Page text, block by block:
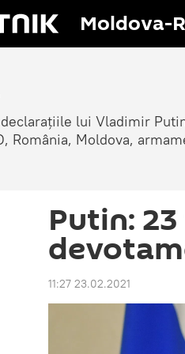
Moldova-
lui Vladimir
România, Moldova,
Putin:
11:27 23.02.2021